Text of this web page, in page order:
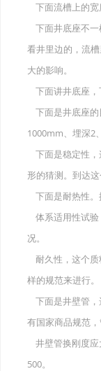
下面流槽上的宽
下面井底座不一
看井里边的，流
大的影响。
下面讲井底座，
下面是井底座的
1000mm、埋深2
下面是稳定性，
形的猜测。到达
下面是耐热性。
体系适用性试验
况。
耐久性，这个质
样的规范来进行。
下面是井壁管，
有国家商品规范
井壁管换刚度应
500。